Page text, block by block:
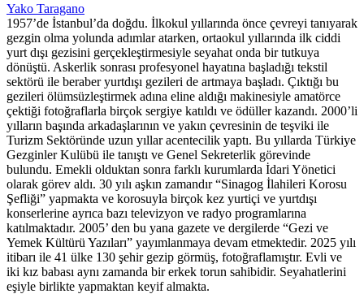
Yako Taragano
1957’de İstanbul’da doğdu. İlkokul yıllarında önce çevreyi tanıyarak
gezgin olma yolunda adımlar atarken, ortaokul yıllarında ilk ciddi
yurt dışı gezisini gerçekleştirmesiyle seyahat onda bir tutkuya
dönüştü. Askerlik sonrası profesyonel hayatına başladığı tekstil
sektörü ile beraber yurtdışı gezileri de artmaya başladı. Çıktığı bu
gezileri ölümsüzleştirmek adına eline aldığı makinesiyle amatörce
çektiği fotoğraflarla birçok sergiye katıldı ve ödüller kazandı. 2000’li
yılların başında arkadaşlarının ve yakın çevresinin de teşviki ile
Turizm Sektöründe uzun yıllar acentecilik yaptı. Bu yıllarda Türkiye
Gezginler Kulübü ile tanıştı ve Genel Sekreterlik görevinde
bulundu. Emekli olduktan sonra farklı kurumlarda İdari Yönetici
olarak görev aldı. 30 yılı aşkın zamandır “Sinagog İlahileri Korosu
Şefliği” yapmakta ve korosuyla birçok kez yurtiçi ve yurtdışı
konserlerine ayrıca bazı televizyon ve radyo programlarına
katılmaktadır. 2005’ den bu yana gazete ve dergilerde “Gezi ve
Yemek Kültürü Yazıları” yayımlanmaya devam etmektedir. 2025 yılı
itibarı ile 41 ülke 130 şehir gezip görmüş, fotoğraflamıştır. Evli ve
iki kız babası aynı zamanda bir erkek torun sahibidir. Seyahatlerini
eşiyle birlikte yapmaktan keyif almakta.